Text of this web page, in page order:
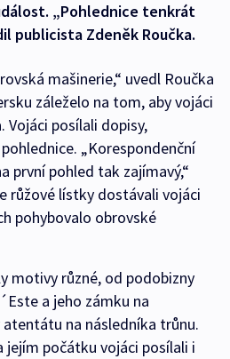
„Pohlednice tenkrát
publicista Zdeněk Roučka.
mašinerie,“ uvedl Roučka
záleželo na tom, aby vojáci
Vojáci posílali dopisy,
„Korespondenční
první pohled tak zajímavý,“
růžové lístky dostávali vojáci
pohybovalo obrovské
motivy různé, od podobizny
a jeho zámku na
na následníka trůnu.
jejím počátku vojáci posílali i